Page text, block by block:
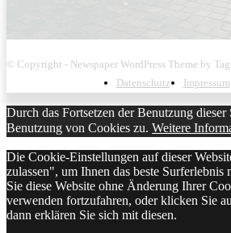
© Copyright - Newspaper WordPress Theme by
Datenschutz
Impressum
Durch das Fortsetzen der Benutzung dieser
Benutzung von Cookies zu. Weitere
Die Cookie-Einstellungen auf dieser
zulassen", um Ihnen das beste Surferlebnis
Sie diese Website ohne Änderung Ihrer
verwenden fortzufahren, oder klicken Sie
dann erklären Sie sich mit diesen.